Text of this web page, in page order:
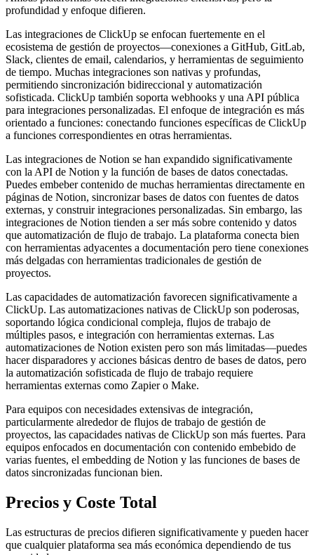
profundidad y enfoque difieren.
Las integraciones de ClickUp se enfocan fuertemente en el
ecosistema de gestión de proyectos—conexiones a GitHub, GitLab,
Slack, clientes de email, calendarios, y herramientas de seguimiento
de tiempo. Muchas integraciones son nativas y profundas,
permitiendo sincronización bidireccional y automatización
sofisticada. ClickUp también soporta webhooks y una API pública
para integraciones personalizadas. El enfoque de integración es más
orientado a funciones: conectando funciones específicas de ClickUp
a funciones correspondientes en otras herramientas.
Las integraciones de Notion se han expandido significativamente
con la API de Notion y la función de bases de datos conectadas.
Puedes embeber contenido de muchas herramientas directamente en
páginas de Notion, sincronizar bases de datos con fuentes de datos
externas, y construir integraciones personalizadas. Sin embargo, las
integraciones de Notion tienden a ser más sobre contenido y datos
que automatización de flujo de trabajo. La plataforma conecta bien
con herramientas adyacentes a documentación pero tiene conexiones
más delgadas con herramientas tradicionales de gestión de
proyectos.
Las capacidades de automatización favorecen significativamente a
ClickUp. Las automatizaciones nativas de ClickUp son poderosas,
soportando lógica condicional compleja, flujos de trabajo de
múltiples pasos, e integración con herramientas externas. Las
automatizaciones de Notion existen pero son más limitadas—puedes
hacer disparadores y acciones básicas dentro de bases de datos, pero
la automatización sofisticada de flujo de trabajo requiere
herramientas externas como Zapier o Make.
Para equipos con necesidades extensivas de integración,
particularmente alrededor de flujos de trabajo de gestión de
proyectos, las capacidades nativas de ClickUp son más fuertes. Para
equipos enfocados en documentación con contenido embebido de
varias fuentes, el embedding de Notion y las funciones de bases de
datos sincronizadas funcionan bien.
Precios y Coste Total
Las estructuras de precios difieren significativamente y pueden hacer
que cualquier plataforma sea más económica dependiendo de tus